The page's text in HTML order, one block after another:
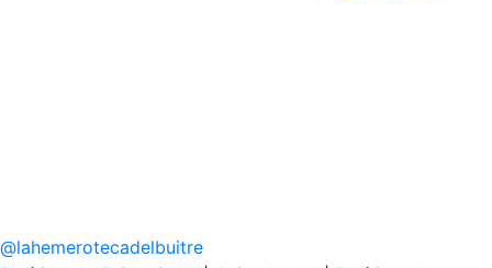
@lahemerotecadelbuitre